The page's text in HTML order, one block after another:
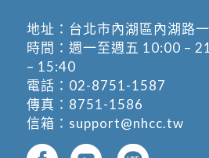
地址： 台北市內湖區內湖路
時間：週一至週五 10:00 –
– 15:40
電話： 02-8751-1587
傳真：8751-1586
信箱： support@nhcc.tw